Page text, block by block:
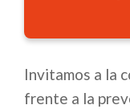
Invitamos a la
frente a la